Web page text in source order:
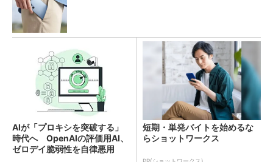
AIが「プロキシを突破する」
時代へ OpenAIの評価用AI、
ゼロデイ脆弱性を自律悪用
短期・単発バイトを始めるな
らショットワークス
PR(ショットワークス)